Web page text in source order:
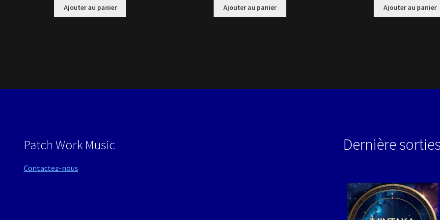
Ajouter au panier Ajouter au panier Ajouter au panier
Patch Work Music
Contactez-nous
Dernière